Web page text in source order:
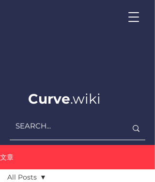
Curve.wiki
文章
All Posts